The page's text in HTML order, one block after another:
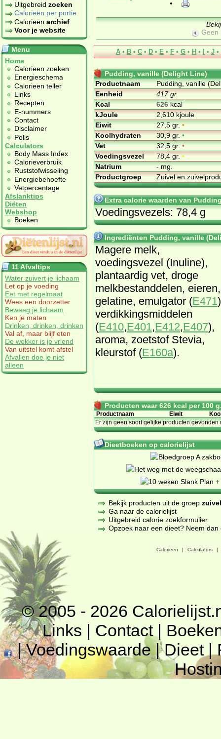
Uitgebreid zoeken
Calorieën per portie
Calorieën archief
Voor je website
Menu
Home
Calorieen zoeken
Energieschema
Calorieen teller
Links
Recepten
E-nummers
Contact
Disclaimer
Polls
Calculators
Body Mass Index
Calorieverbruik
Ruststofwisseling
Energiebehoefte
Vetpercentage
Afslanktips
Diëten
Webshop
Boeken
11 Afvaltips
Water zuivert je lichaam
Let op je voeding
Eet met regelmaat
Wees een doorzetter
Beweeg je lichaam
Ken je maten
Drinken, drinken, drinken
Val af, maar blijf eten
De wekker is je vriend
Van uitstel komt afstel
Afvallen doe je niet
alleen
Geen
A • B • C • D • E • F • G • H • I • J •
Pudding, vanille (Delight Line)
Productnaam
Pudding, vanille
Eenheid
417 gr.
Kcal
626kcal
kJoule
2,610 kjoule
Eiwit
27,5 gr.•
Koolhydraten
30,9 gr.•
Vet
32,5 gr.•
Voedingsvezel
78,4 gr.•
Natrium
- mg.
Productgroep
Zuivel en
Extra calorie waarden van
Voedingsvezels: 78,4 g
Ingrediënten Pudding, vanille
Magere melk,
voedingsvezel (Inuline),
plantaardig vet, droge
melkbestanddelen, eieren,
gelatine, emulgator (E471
verdikkingsmiddelen
(E410,E401,E412,E407),
aroma, zoetstof Stevia,
kleurstof (E160a).
Producten waar 626 kcal per 100
Productnaam Eiwit
Er zijn geen soort gelijke producten gevonden
Dieetboeken op calorielijst
Bekijk producten uit de groep
Ga naar de calorielijst
Uitgebreid calorie zoekformulier
Opzoek naar een dieet? Neem
Calorieen | Calculators |
© 2005 - 2026
Links | Contact|
|Voedingswaarde|Dieet|